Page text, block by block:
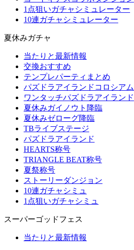
1点狙いガチャシミュレーター
10連ガチャシミュレーター
夏休みガチャ
当たりと最新情報
交換おすすめ
テンプレパーティまとめ
パズドラアイランドコロシアム
ワンタッチパズドラアイランド
夏休みガイノウト降臨
夏休みゼローグ降臨
TBライブステージ
パズドラアイランド
HEARTS称号
TRIANGLE BEAT称号
夏祭称号
ストーリーダンジョン
10連ガチャシミュ
1点狙いガチャシミュ
スーパーゴッドフェス
当たりと最新情報